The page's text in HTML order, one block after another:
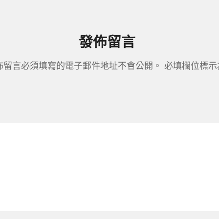
發佈留言
留言必須填寫的電子郵件地址不會公開。 必填欄位標